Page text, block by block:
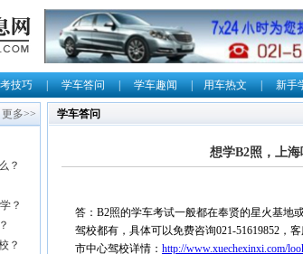
技巧|学车答问|学车趣闻|用车热文|新手
更多>>
？
？
？
学车答问
想学B2照，上
答：B2照的学车考试一般都在奉贤的星火基地
驾校都有，具体可以免费咨询021-51619852，
市中心驾校详情： http://www.xuechexinxi.com/